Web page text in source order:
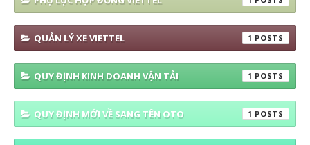
QUẢN LÝ XE VIETTEL 1
QUY ĐỊNH KINH DOANH VẬN TẢI 1
QUY ĐỊNH MỚI VỀ SANG TÊN OTO 1